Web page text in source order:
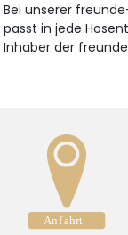
Bei unserer
passt in jede
Inhaber der